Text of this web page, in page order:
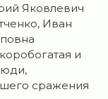
Яковлевич
Иван
и
сражения